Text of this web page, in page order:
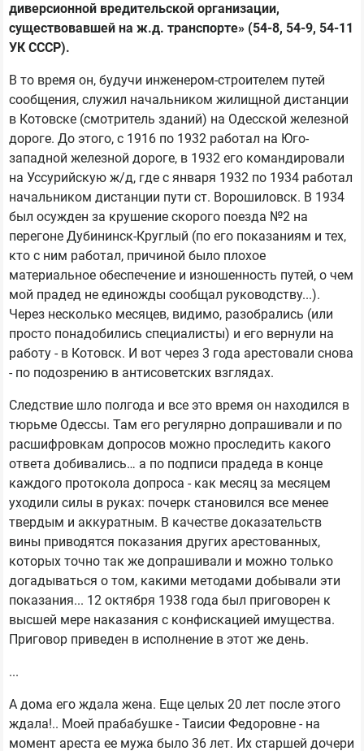
диверсионной вредительской организации,
существовавшей на ж.д. транспорте» (54-8, 54-9, 54-11
УК СССР).
В то время он, будучи инженером-строителем путей
сообщения, служил начальником жилищной дистанции
в Котовске (смотритель зданий) на Одесской железной
дороге. До этого, с 1916 по 1932 работал на Юго-
западной железной дороге, в 1932 его командировали
на Уссурийскую ж/д, где с января 1932 по 1934 работал
начальником дистанции пути ст. Ворошиловск. В 1934
был осужден за крушение скорого поезда №2 на
перегоне Дубининск-Круглый (по его показаниям и тех,
кто с ним работал, причиной было плохое
материальное обеспечение и изношенность путей, о чем
мой прадед не единожды сообщал руководству...).
Через несколько месяцев, видимо, разобрались (или
просто понадобились специалисты) и его вернули на
работу - в Котовск. И вот через 3 года арестовали снова
- по подозрению в антисоветских взглядах.
Следствие шло полгода и все это время он находился в
тюрьме Одессы. Там его регулярно допрашивали и по
расшифровкам допросов можно проследить какого
ответа добивались… а по подписи прадеда в конце
каждого протокола допроса - как месяц за месяцем
уходили силы в руках: почерк становился все менее
твердым и аккуратным. В качестве доказательств
вины приводятся показания других арестованных,
которых точно так же допрашивали и можно только
догадываться о том, какими методами добывали эти
показания... 12 октября 1938 года был приговорен к
высшей мере наказания с конфискацией имущества.
Приговор приведен в исполнение в этот же день.
...
А дома его ждала жена. Еще целых 20 лет после этого
ждала!.. Моей прабабушке - Таисии Федоровне - на
момент ареста ее мужа было 36 лет. Их старшей дочери